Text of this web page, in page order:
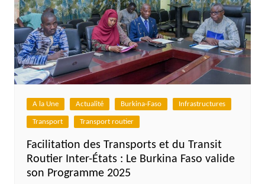
A la Une Actualité Burkina-Faso Infrastructures
Transport Transport routier
Facilitation des Transports et du Transit
Routier Inter-États : Le Burkina Faso valide
son Programme 2025